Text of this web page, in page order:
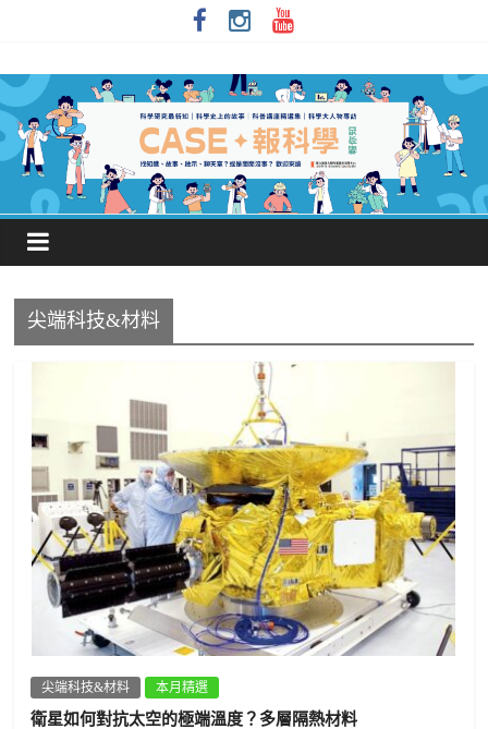
尖端科技&材料
尖端科技&材料 本月精選
衛星如何對抗太空的極端溫度？多層隔熱材料